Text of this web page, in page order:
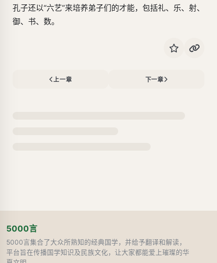
孔子还以“六艺”来培养弟子们的才能，包括礼、乐、射、
御、书、数。
上一章 下一章
5000言
5000言集合了大众所熟知的经典国学，并给予翻译和解读，
平台旨在传播国学知识及民族文化，让大家都能爱上璀璨的华